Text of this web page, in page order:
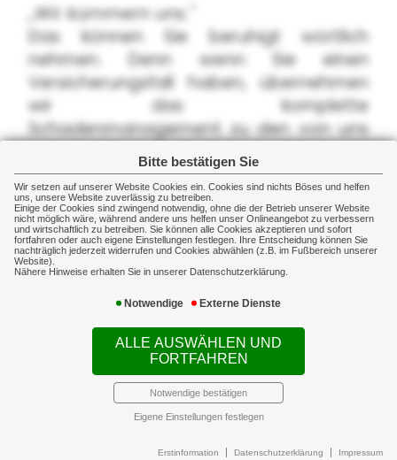
Bitte bestätigen Sie
Wir setzen auf unserer Website Cookies ein. Cookies sind nichts Böses und helfen
uns, unsere Website zuverlässig zu betreiben.
Einige der Cookies sind zwingend notwendig, ohne die der Betrieb unserer Website
nicht möglich wäre, während andere uns helfen unser Onlineangebot zu verbessern
und wirtschaftlich zu betreiben. Sie können alle Cookies akzeptieren und sofort
fortfahren oder auch eigene Einstellungen festlegen. Ihre Entscheidung können Sie
nachträglich jederzeit widerrufen und Cookies abwählen (z.B. im Fußbereich unserer
Website).
Nähere Hinweise erhalten Sie in unserer Datenschutzerklärung.
Notwendige Externe Dienste
ALLE AUSWÄHLEN UND
FORTFAHREN
Notwendige bestätigen
Eigene Einstellungen festlegen
Erstinformation Datenschutzerklärung Impressum
„Wir kümmern uns."
Das können Sie beruhigt wörtlich
nehmen. Denn wenn Sie einen
Versicherungsfall haben, übernehmen
wir das komplette
Schadenmanagement zu den von uns
vermittelten Versicherungsverträgen.
Als Versicherungsmakler sind wir Ihr
sachkundiger Partner, stehen auf Ihrer
Seite und vertreten Ihre Interessen dem
Versicherer gegenüber.
Das Einzige, was Sie tun müssen, ist die
unverzügliche Meldung eines Schadens,
damit wir umgehend für Sie tätig
werden und die weiteren Schritte
abstimmen können.